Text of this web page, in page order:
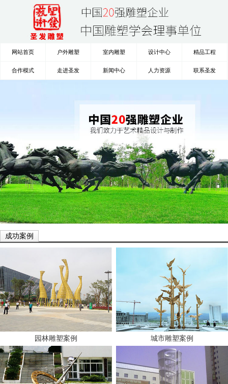
网站首页 户外雕塑 室内雕塑 设计中心 精品工程
合作模式 走进圣发 新闻中心 人力资源 联系圣发
成功案例
园林雕塑案例 城市雕塑案例